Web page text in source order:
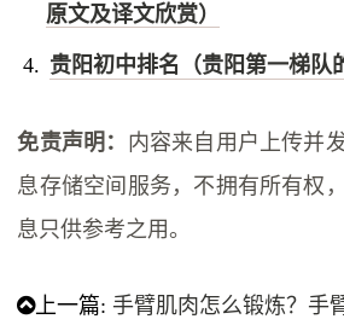
原文及译文欣赏）
贵阳初中排名（贵阳第一梯队
免责声明： 内容来自用户上传并
息存储空间服务，不拥有所有权
息只供参考之用。
上一篇: 手臂肌肉怎么锻炼？手